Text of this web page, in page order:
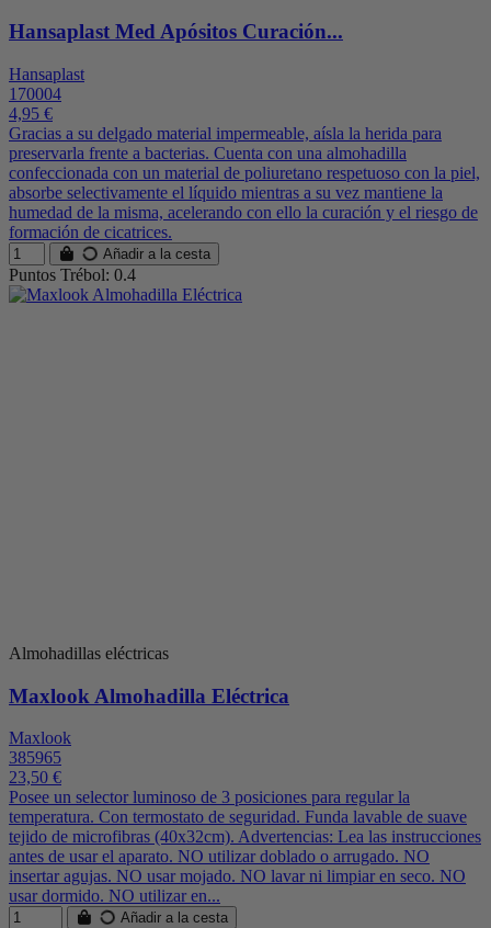
Hansaplast Med Apósitos Curación...
Hansaplast
170004
4,95 €
Gracias a su delgado material impermeable, aísla la herida para
preservarla frente a bacterias. Cuenta con una almohadilla
confeccionada con un material de poliuretano respetuoso con la piel,
absorbe selectivamente el líquido mientras a su vez mantiene la
humedad de la misma, acelerando con ello la curación y el riesgo de
formación de cicatrices.
Añadir a la cesta
Puntos Trébol: 0.4
Almohadillas eléctricas
Maxlook Almohadilla Eléctrica
Maxlook
385965
23,50 €
Posee un selector luminoso de 3 posiciones para regular la
temperatura. Con termostato de seguridad. Funda lavable de suave
tejido de microfibras (40x32cm). Advertencias: Lea las instrucciones
antes de usar el aparato. NO utilizar doblado o arrugado. NO
insertar agujas. NO usar mojado. NO lavar ni limpiar en seco. NO
usar dormido. NO utilizar en...
Añadir a la cesta